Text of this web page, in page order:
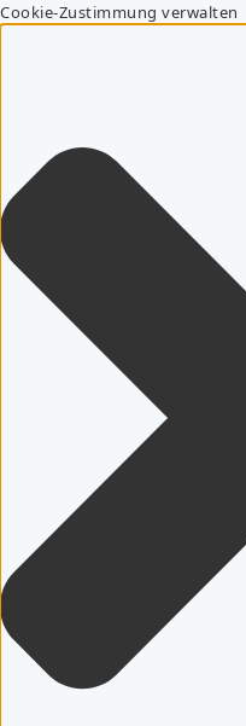
Cookie-Zustimmung verwalten